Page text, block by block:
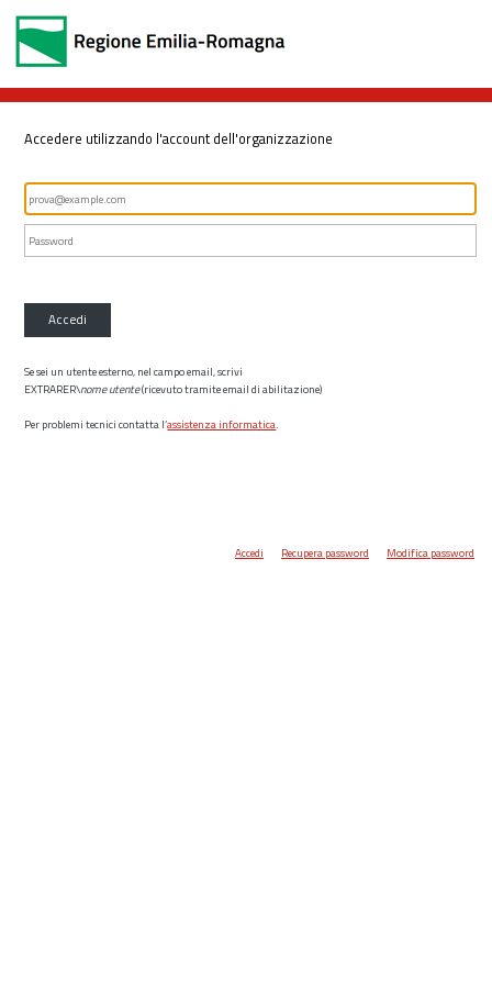
Accedere utilizzando l'account dell'organizzazione
Accedi
Se sei un utente esterno, nel campo email, scrivi
EXTRARER\nome utente(ricevuto tramite email di abilitazione)
Per problemi tecnici contatta l’assistenza informatica.
Accedi Recupera password Modifica password